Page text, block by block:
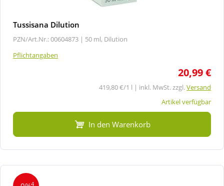
Tussisana Dilution
PZN/Art.Nr.: 00604873 | 50 ml, Dilution
Pflichtangaben
20,99 €
419,80 €/1 l | inkl. MwSt. zzgl.Versand
Artikel verfügbar
In den Warenkorb
4